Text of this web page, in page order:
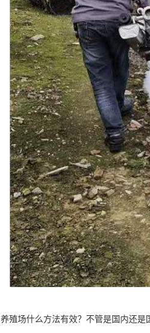
养殖场什么方法有效？不管是国内还是